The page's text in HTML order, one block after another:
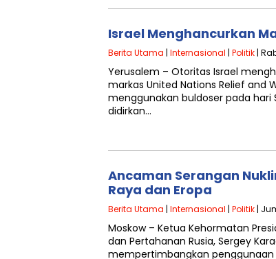
Israel Menghancurkan
Berita Utama | Internasional | Politik |
Yerusalem – Otoritas Israel
markas United Nations Relief and
menggunakan buldoser pada hari
didirkan…
Ancaman Serangan
Raya dan Eropa
Berita Utama | Internasional | Politik |
Moskow – Ketua Kehormatan
dan Pertahanan Rusia, Sergey
mempertimbangkan penggunaan